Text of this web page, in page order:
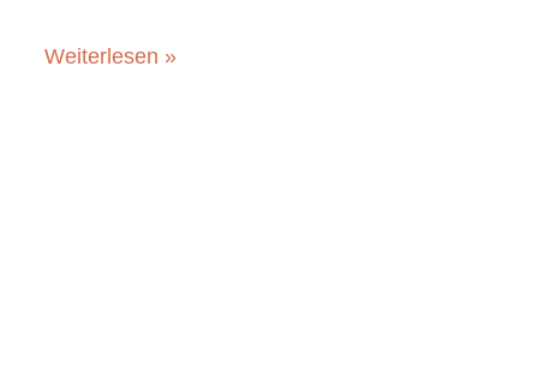
Die
Weiterlesen »